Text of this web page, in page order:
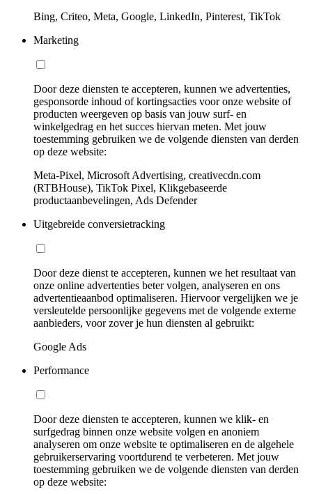
Bing, Criteo, Meta, Google, LinkedIn, Pinterest, TikTok
Marketing
Door deze diensten te accepteren, kunnen we advertenties,
gesponsorde inhoud of kortingsacties voor onze website of
producten weergeven op basis van jouw surf- en
winkelgedrag en het succes hiervan meten. Met jouw
toestemming gebruiken we de volgende diensten van derden
op deze website:
Meta-Pixel, Microsoft Advertising, creativecdn.com
(RTBHouse), TikTok Pixel, Klikgebaseerde
productaanbevelingen, Ads Defender
Uitgebreide conversietracking
Door deze dienst te accepteren, kunnen we het resultaat van
onze online advertenties beter volgen, analyseren en ons
advertentieaanbod optimaliseren. Hiervoor vergelijken we je
versleutelde persoonlijke gegevens met de volgende externe
aanbieders, voor zover je hun diensten al gebruikt:
Google Ads
Performance
Door deze diensten te accepteren, kunnen we klik- en
surfgedrag binnen onze website volgen en anoniem
analyseren om onze website te optimaliseren en de algehele
gebruikerservaring voortdurend te verbeteren. Met jouw
toestemming gebruiken we de volgende diensten van derden
op deze website: